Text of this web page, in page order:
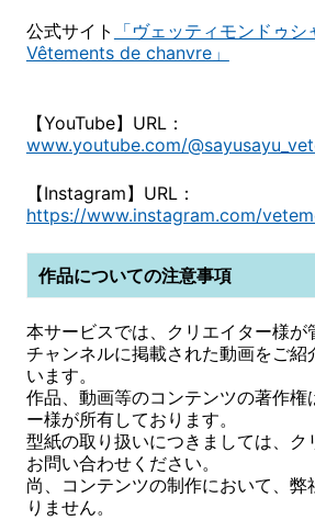
公式サイト
「ヴェッティモンドゥ
Vêtements de chanvre」
【YouTube】URL：
www.youtube.com/
【Instagram】URL：
https://www.instagram.com/
作品についての注意事項
本サービスでは、クリエイター様が
チャンネルに掲載された動画をご紹
います。
作品、動画等のコンテンツの著作権
ー様が所有しております。
型紙の取り扱いにつきましては、ク
お問い合わせください。
尚、コンテンツの制作において、弊
りません。